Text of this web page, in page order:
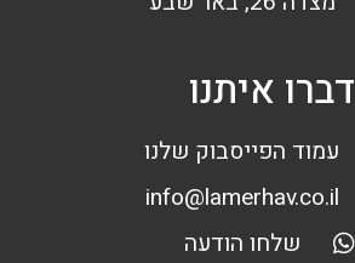
דברו איתנו
עמוד הפייסבוק שלנו
info@lamerhav.co.il
שלחו הודעה